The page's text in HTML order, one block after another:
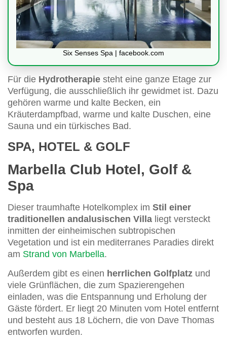
Six Senses Spa | facebook.com
Für die Hydrotherapie steht eine ganze Etage zur
Verfügung, die ausschließlich ihr gewidmet ist. Dazu
gehören warme und kalte Becken, ein
Kräuterdampfbad, warme und kalte Duschen, eine
Sauna und ein türkisches Bad.
SPA, HOTEL & GOLF
Marbella Club Hotel, Golf &
Spa
Dieser traumhafte Hotelkomplex im Stil einer
traditionellen andalusischen Villa liegt versteckt
inmitten der einheimischen subtropischen
Vegetation und ist ein mediterranes Paradies direkt
am Strand von Marbella.
Außerdem gibt es einen herrlichen Golfplatz und
viele Grünflächen, die zum Spazierengehen
einladen, was die Entspannung und Erholung der
Gäste fördert. Er liegt 20 Minuten vom Hotel entfernt
und besteht aus 18 Löchern, die von Dave Thomas
entworfen wurden.